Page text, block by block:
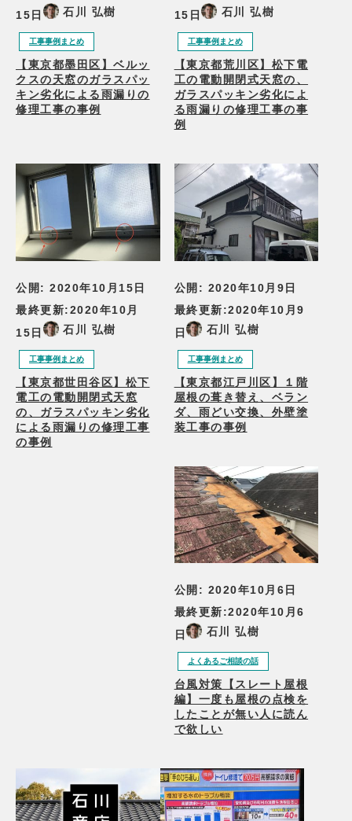
15日
石川 弘樹
工事事例まとめ
【東京都墨田区】ベルッ
クスの天窓のガラスパッ
キン劣化による雨漏りの
修理工事の事例
15日
石川 弘樹
工事事例まとめ
【東京都荒川区】松下電
工の電動開閉式天窓の、
ガラスパッキン劣化によ
る雨漏りの修理工事の事
例
公開: 2020年10月15日
最終更新:2020年10月
15日
石川 弘樹
工事事例まとめ
【東京都世田谷区】松下
電工の電動開閉式天窓
の、ガラスパッキン劣化
による雨漏りの修理工事
の事例
公開: 2020年10月9日
最終更新:2020年10月9
日
石川 弘樹
工事事例まとめ
【東京都江戸川区】１階
屋根の葺き替え、ベラン
ダ、雨どい交換、外壁塗
装工事の事例
公開: 2020年10月6日
最終更新:2020年10月6
日
石川 弘樹
よくあるご相談の話
台風対策【スレート屋根
編】一度も屋根の点検を
したことが無い人に読ん
で欲しい